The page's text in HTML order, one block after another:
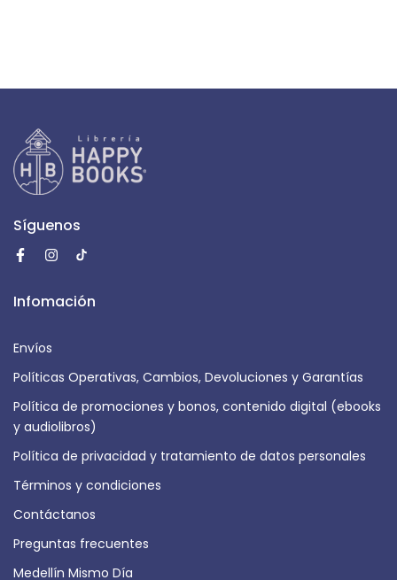
Síguenos
Infomación
Envíos
Políticas Operativas, Cambios, Devoluciones y Garantías
Política de promociones y bonos, contenido digital (ebooks
y audiolibros)
Política de privacidad y tratamiento de datos personales
Términos y condiciones
Contáctanos
Preguntas frecuentes
Medellín Mismo Día